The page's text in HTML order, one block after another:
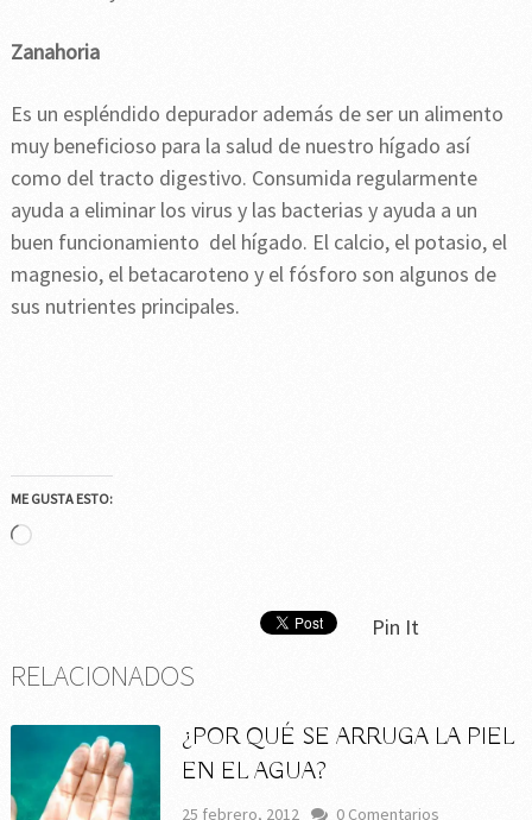
Zanahoria
Es un espléndido depurador además de ser un alimento
muy beneficioso para la salud de nuestro hígado así
como del tracto digestivo. Consumida regularmente
ayuda a eliminar los virus y las bacterias y ayuda a un
buen funcionamiento del hígado. El calcio, el potasio, el
magnesio, el betacaroteno y el fósforo son algunos de
sus nutrientes principales.
ME GUSTA ESTO:
Cargando...
Pin It
RELACIONADOS
¿POR QUÉ SE ARRUGA LA PIEL
EN EL AGUA?
25 febrero, 2012 0 Comentarios